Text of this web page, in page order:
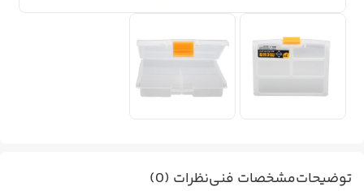
توضیحاتمشخصات فنینظرات (0)